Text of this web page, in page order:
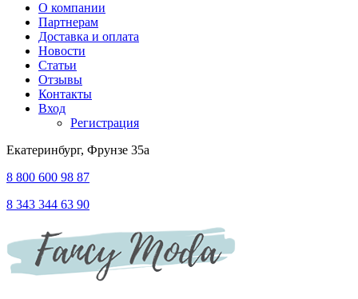
О компании
Партнерам
Доставка и оплата
Новости
Статьи
Отзывы
Контакты
Вход
Регистрация
Екатеринбург, Фрунзе 35а
8 800 600 98 87
8 343 344 63 90